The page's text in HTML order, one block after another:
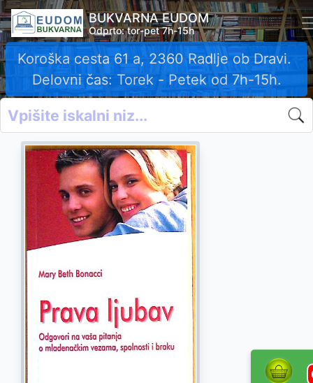
BUKVARNA EUDOM
Odprto: tor-pet 7h-15h
Koroška cesta 61 a, 2360 Radlje ob Dravi.
Delovni čas: Torek - Petek od 7h-15h.